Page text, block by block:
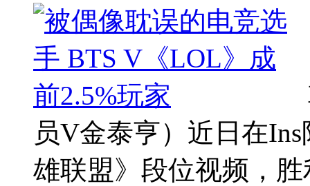
员V金泰亨）近日在
雄联盟》段位视频，